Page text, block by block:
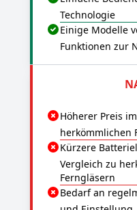
Technologie
Einige Modelle
Funktionen zur
Höherer Preis
herkömmlichen
Kürzere
Vergleich zu
Ferngläsern
Bedarf an